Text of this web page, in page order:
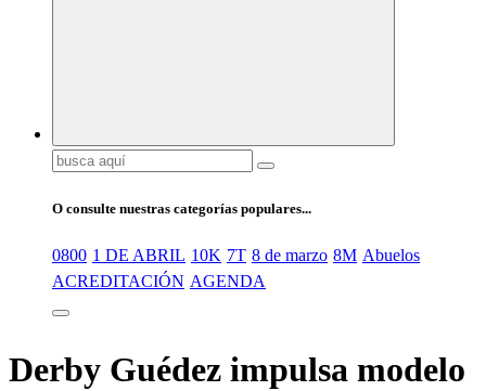
Buscar:
O consulte nuestras categorías populares...
0800 1 DE ABRIL 10K 7T 8 de marzo 8M Abuelos
ACREDITACIÓN AGENDA
Derby Guédez impulsa modelo